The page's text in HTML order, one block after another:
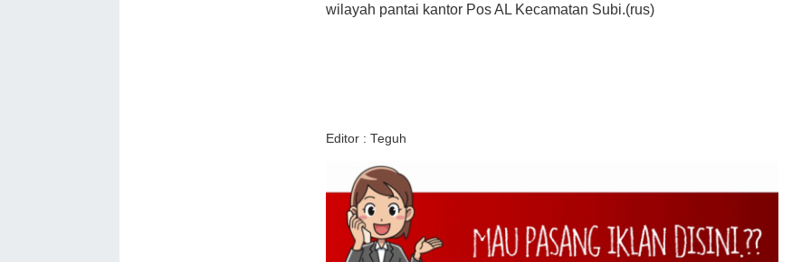
wilayah pantai kantor Pos AL Kecamatan Subi.(rus)
Editor : Teguh